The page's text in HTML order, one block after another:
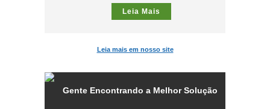
Leia Mais
Leia mais em nosso site